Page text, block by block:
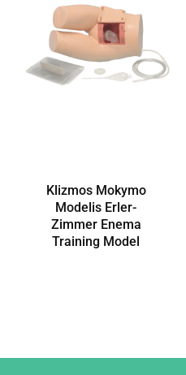
Klizmos Mokymo
Modelis Erler-
Zimmer Enema
Training Model